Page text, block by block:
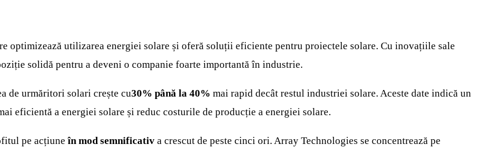
optimizează utilizarea energiei solare și oferă soluții eficiente pentru proiectele solare. Cu inovațiile sale
solidă pentru a deveni o companie foarte importantă în industrie.
de urmăritori solari crește cu30% până la 40% mai rapid decât restul industriei solare. Aceste date indică un
eficientă a energiei solare și reduc costurile de producție a energiei solare.
pe acțiuneîn mod semnificativ a crescut de peste cinci ori. Array Technologies se concentrează pe